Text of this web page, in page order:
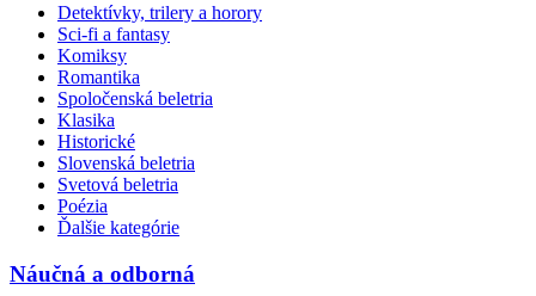
Detektívky, trilery a horory
Sci-fi a fantasy
Komiksy
Romantika
Spoločenská beletria
Klasika
Historické
Slovenská beletria
Svetová beletria
Poézia
Ďalšie kategórie
Náučná a odborná